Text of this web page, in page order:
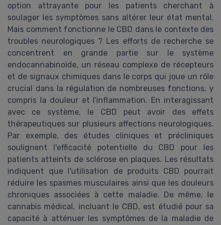
option attrayante pour les patients cherchant à
soulager les symptômes sans altérer leur état mental.
Mais comment fonctionne le CBD dans le contexte des
troubles neurologiques ? Les efforts de recherche se
concentrent en grande partie sur le système
endocannabinoïde, un réseau complexe de récepteurs
et de signaux chimiques dans le corps qui joue un rôle
crucial dans la régulation de nombreuses fonctions, y
compris la douleur et l'inflammation. En interagissant
avec ce système, le CBD peut avoir des effets
thérapeutiques sur plusieurs affections neurologiques.
Par exemple, des études cliniques et précliniques
soulignent l'efficacité potentielle du CBD pour les
patients atteints de sclérose en plaques. Les résultats
indiquent que l'utilisation de produits CBD pourrait
réduire les spasmes musculaires ainsi que les douleurs
chroniques associées à cette maladie. De même, le
cannabis médical, incluant le CBD, est étudié pour sa
capacité à atténuer les symptômes de la maladie de